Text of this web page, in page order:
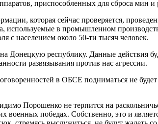
приспособленных для сброса мин и
которая сейчас проверяется,
используемые в промышленном
с населением около 50-ти тысяч человек.
Донецкую республику. Данные действия
развязывания против нас агрессии.
в ОБСЕ подниматься не
Порошенко не терпится на
военных победах. Собственно, это и